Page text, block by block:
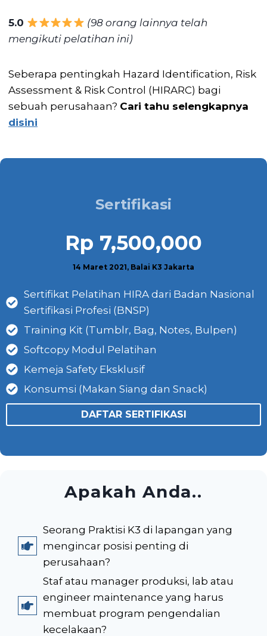
5.0
(98 orang lainnya telah
mengikuti pelatihan ini)
Seberapa pentingkah Hazard Identification, Risk
Assessment & Risk Control (HIRARC) bagi
sebuah perusahaan? Cari tahu selengkapnya
disini
Sertifikasi
Rp 7,500,000
14 Maret 2021, Balai K3 Jakarta
Sertifikat Pelatihan HIRA dari Badan Nasional
Sertifikasi Profesi (BNSP)
Training Kit (Tumblr, Bag, Notes, Bulpen)
Softcopy Modul Pelatihan
Kemeja Safety Eksklusif
Konsumsi (Makan Siang dan Snack)
DAFTAR SERTIFIKASI
Apakah Anda..
Seorang Praktisi K3 di lapangan yang
mengincar posisi penting di
perusahaan?
Staf atau manager produksi, lab atau
engineer maintenance yang harus
membuat program pengendalian
kecelakaan?